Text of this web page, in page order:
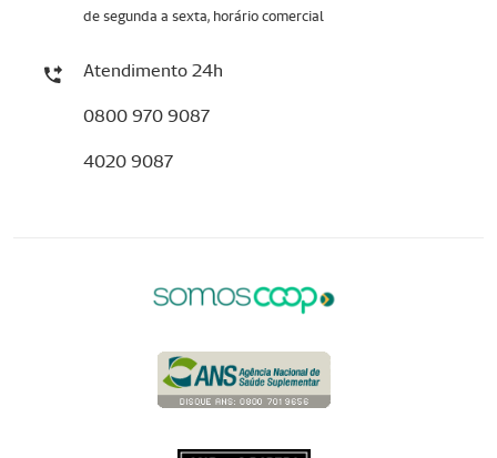
de segunda a sexta, horário comercial
Atendimento 24h
0800 970 9087
4020 9087